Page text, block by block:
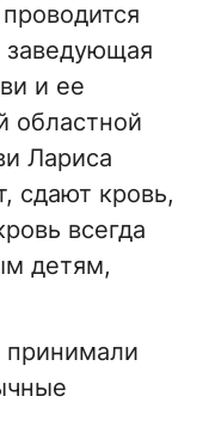
заведующая
и ее
областной
Лариса
сдают кровь,
всегда
детям,
принимали